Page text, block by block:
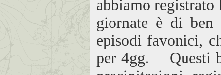
abbiamo registrato
giornate è di ben
episodi favonici,
per 4gg.
Questi